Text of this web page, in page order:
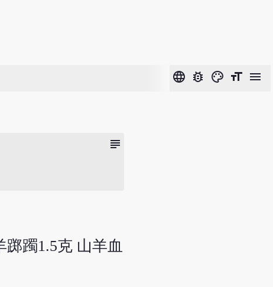
language bug_report color_lens format_size menu
subject
躅1.5克 山羊血